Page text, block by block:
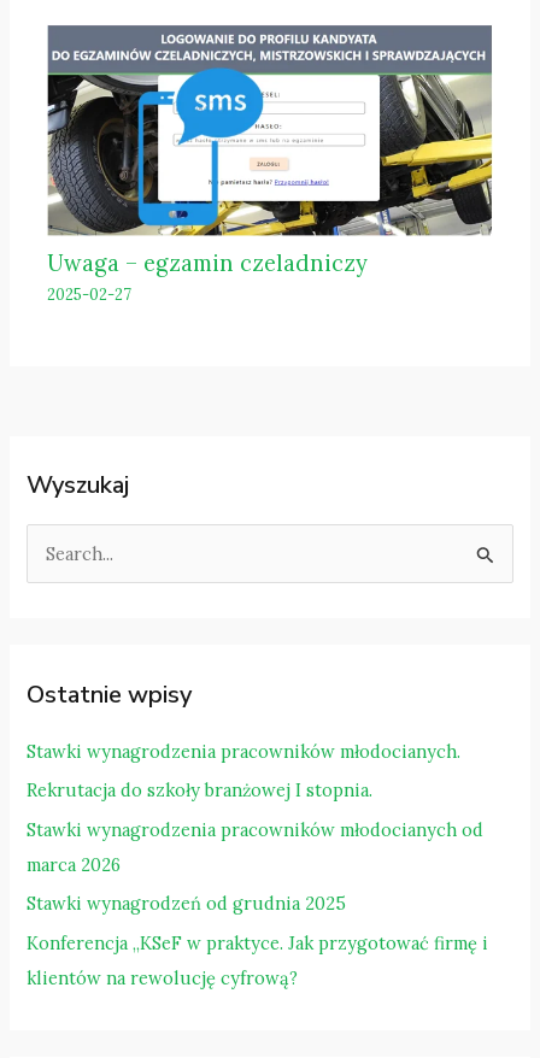
Uwaga – egzamin czeladniczy
2025-02-27
Wyszukaj
a
d
l
a
Ostatnie wpisy
Stawki wynagrodzenia pracowników młodocianych.
Rekrutacja do szkoły branżowej I stopnia.
Stawki wynagrodzenia pracowników młodocianych od
marca 2026
Stawki wynagrodzeń od grudnia 2025
Konferencja „KSeF w praktyce. Jak przygotować firmę i
klientów na rewolucję cyfrową?